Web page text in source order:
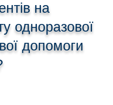
на
одноразової
допомоги